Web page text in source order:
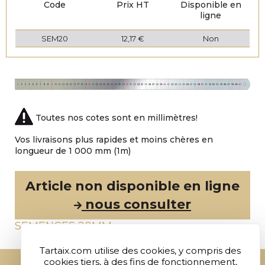
Code Prix HT
Disponible en
ligne
SEM20 12,17 € Non
Toutes nos cotes sont en millimètres!
Vos livraisons plus rapides et moins chères en
longueur de 1 000 mm (1m)
Article non disponible en ligne
nous consulter
SEMENCES 20MM
Tartaix.com utilise des cookies, y compris des
cookies tiers, à des fins de fonctionnement,